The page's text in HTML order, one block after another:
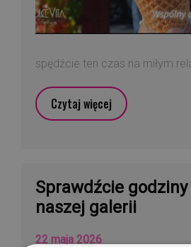
spędźcie ten czas na miłym
Czytaj więcej
Sprawdźcie
naszej galerii
22 maja 2026